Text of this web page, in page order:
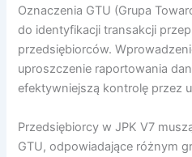
Oznaczenia GTU (Grupa
do identyfikacji transakcji
przedsiębiorców.
uproszczenie raportowania
efektywniejszą kontrolę przez
Przedsiębiorcy w JPK V7
GTU, odpowiadające różnym